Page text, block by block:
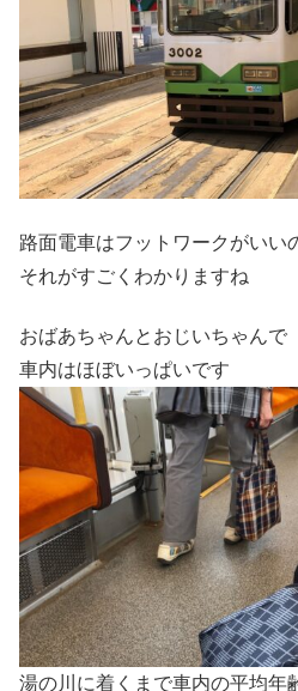
路面電車はフットワークがいい
それがすごくわかりますね
おばあちゃんとおじいちゃんで
車内はほぼいっぱいです
湯の川に着くまで車内の平均年